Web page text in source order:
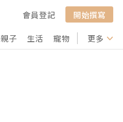
會員登記
開始撰寫
親子 生活 寵物 行山 打卡
更多